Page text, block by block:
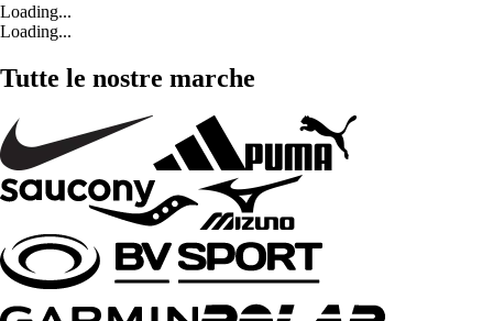
Loading...
Loading...
Tutte le nostre marche